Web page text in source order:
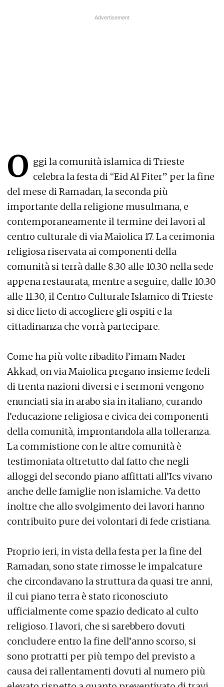
O ggi la comunità islamica di Trieste
celebra la festa di “Eid Al Fiter” per la fine
del mese di Ramadan, la seconda più
importante della religione musulmana, e
contemporaneamente il termine dei lavori al
centro culturale di via Maiolica 17. La cerimonia
religiosa riservata ai componenti della
comunità si terrà dalle 8.30 alle 10.30 nella sede
appena restaurata, mentre a seguire, dalle 10.30
alle 11.30, il Centro Culturale Islamico di Trieste
si dice lieto di accogliere gli ospiti e la
cittadinanza che vorrà partecipare.
Come ha più volte ribadito l’imam Nader
Akkad, on via Maiolica pregano insieme fedeli
di trenta nazioni diversi e i sermoni vengono
enunciati sia in arabo sia in italiano, curando
l’educazione religiosa e civica dei componenti
della comunità, improntandola alla tolleranza.
La commistione con le altre comunità è
testimoniata oltretutto dal fatto che negli
alloggi del secondo piano affittati all’Ics vivano
anche delle famiglie non islamiche. Va detto
inoltre che allo svolgimento dei lavori hanno
contribuito pure dei volontari di fede cristiana.
Proprio ieri, in vista della festa per la fine del
Ramadan, sono state rimosse le impalcature
che circondavano la struttura da quasi tre anni,
il cui piano terra è stato riconosciuto
ufficialmente come spazio dedicato al culto
religioso. I lavori, che si sarebbero dovuti
concludere entro la fine dell’anno scorso, si
sono protratti per più tempo del previsto a
causa dei rallentamenti dovuti al numero più